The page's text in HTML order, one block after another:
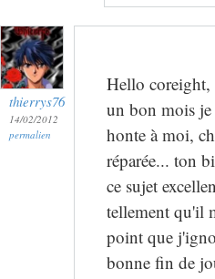
thierrys76
14/02/2012
permalien
Hello
un bon mois je
honte à moi,
réparée... ton
ce sujet
tellement qu'il
point que
bonne fin de